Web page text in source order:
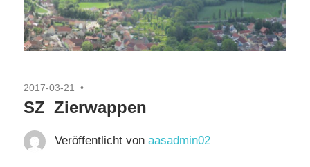
2017-03-21
SZ_Zierwappen
Veröffentlicht von aasadmin02